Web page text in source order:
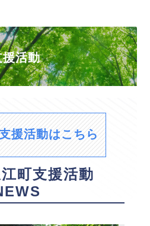
援活動
援活動はこちら
町支援活動